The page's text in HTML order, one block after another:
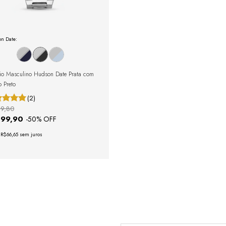
Date:
Masculino Hudson Date Prata com
Preto
(2)
-50% OFF
R$66,65 sem juros